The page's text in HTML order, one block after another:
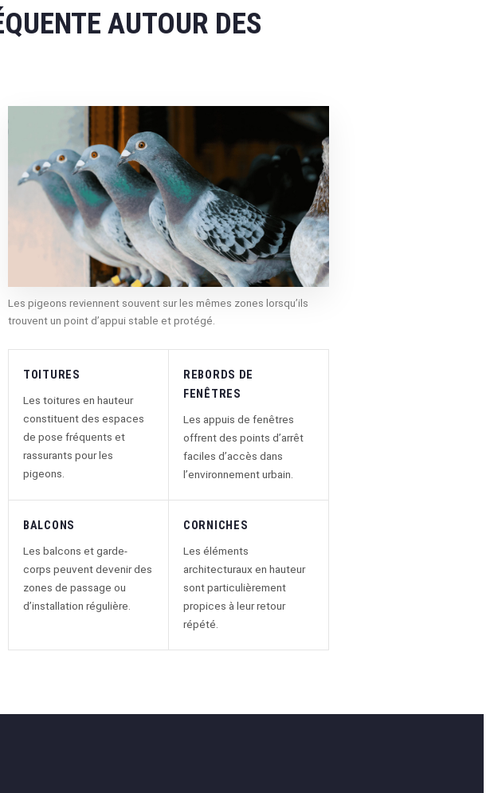
AUTOUR DES
Les pigeons reviennent souvent sur les mêmes zones lorsqu’ils
trouvent un point d’appui stable et protégé.
TOITURES
Les toitures en hauteur
constituent des espaces
de pose fréquents et
rassurants pour les
pigeons.
REBORDS DE
FENÊTRES
Les appuis de fenêtres
offrent des points d’arrêt
faciles d’accès dans
l’environnement urbain.
BALCONS
Les balcons et garde-
corps peuvent devenir des
zones de passage ou
d’installation régulière.
CORNICHES
Les éléments
architecturaux en hauteur
sont particulièrement
propices à leur retour
répété.